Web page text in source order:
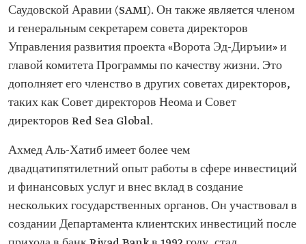
Саудовской Аравии (SAMI)‏. Он также является членом
и генеральным секретарем совета директоров
Управления развития проекта «Ворота Эд-Диръии» и
главой комитета Программы по качеству жизни. Это
дополняет его членство в других советах директоров,
таких как Совет директоров Неома и Совет
директоров Red Sea Global.
Ахмед Аль-Хатиб имеет более чем
двадцатипятилетний опыт работы в сфере инвестиций
и финансовых услуг и внес вклад в создание
нескольких государственных органов. Он участвовал в
создании Департамента клиентских инвестиций после